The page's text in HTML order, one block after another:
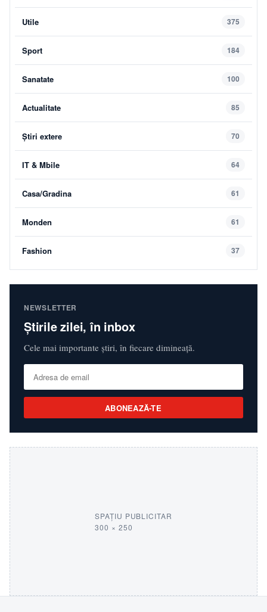
Utile 375
Sport 184
Sanatate 100
Actualitate 85
Știri extere 70
IT & Mbile 64
Casa/Gradina 61
Monden 61
Fashion 37
NEWSLETTER
Știrile zilei, în inbox
Cele mai importante știri, în fiecare dimineață.
ABONEAZĂ-TE
SPAȚIU PUBLICITAR
300 × 250